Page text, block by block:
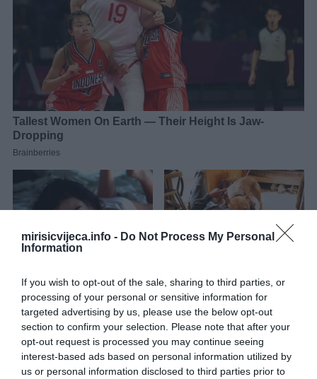
mirisicvijeca.info - Do Not Process My Personal
Information
If you wish to opt-out of the sale, sharing to third parties, or
processing of your personal or sensitive information for
targeted advertising by us, please use the below opt-out
section to confirm your selection. Please note that after your
opt-out request is processed you may continue seeing
interest-based ads based on personal information utilized by
us or personal information disclosed to third parties prior to
Kalup za mafine obložiti papirnim korpicama ili ga malo namazati
uljem. Sipati smjesu do otprilike dvije trećine korpice. U svaki